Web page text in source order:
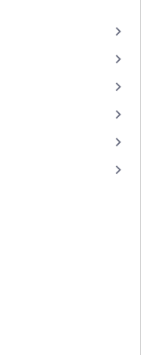
keyboard_arrow_right
keyboard_arrow_right
keyboard_arrow_right
keyboard_arrow_right
keyboard_arrow_right
keyboard_arrow_right